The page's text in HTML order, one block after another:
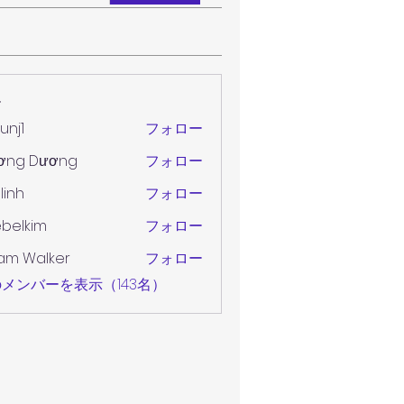
フォロー
Dương
フォロー
フォロー
フォロー
Walker
フォロー
ンバーを表示（143名）